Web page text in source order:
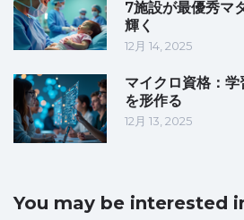
7施設が最優秀マ
輝く
12月 14, 2025
マイクロ資格：
を形作る
12月 13, 2025
You may be interested